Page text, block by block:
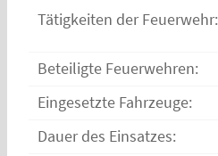
Tätigkeiten der Feuerwehr:
Beteiligte Feuerwehren:
Eingesetzte Fahrzeuge:
Dauer des Einsatzes: